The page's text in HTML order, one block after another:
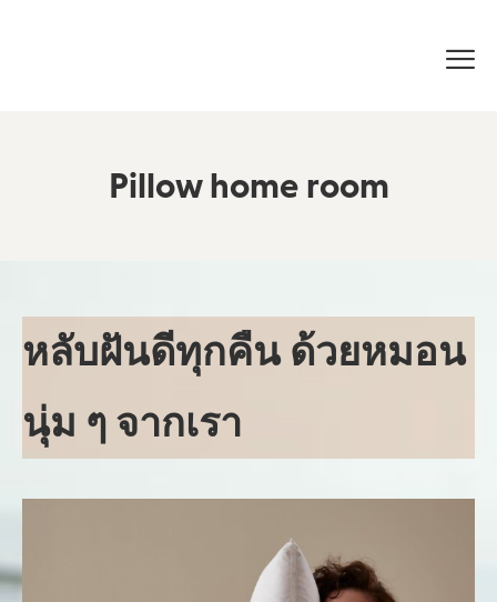
Pillow home room
หลับฝันดีทุกคืน ด้วยหมอน
นุ่ม ๆ จากเรา